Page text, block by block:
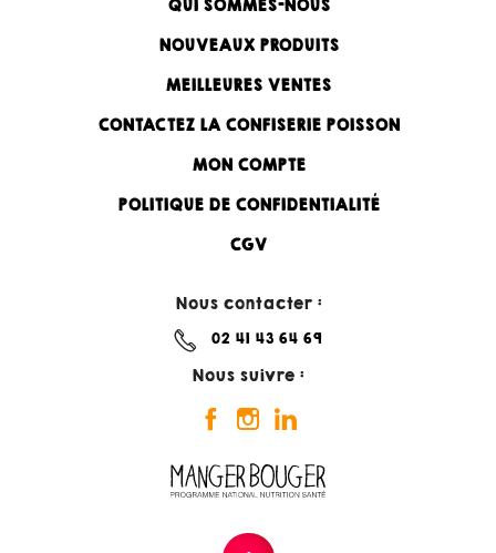
QUI SOMMES-NOUS
NOUVEAUX PRODUITS
MEILLEURES VENTES
CONTACTEZ LA CONFISERIE POISSON
MON COMPTE
POLITIQUE DE CONFIDENTIALITÉ
CGV
Nous contacter :
02 41 43 64 69
Nous suivre :